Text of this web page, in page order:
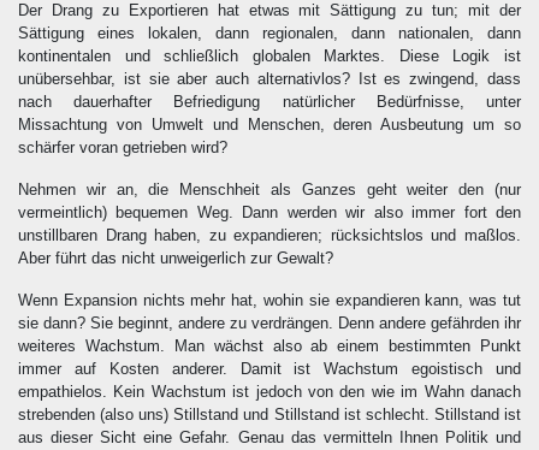
Der Drang zu Exportieren hat etwas mit Sättigung zu tun; mit der
Sättigung eines lokalen, dann regionalen, dann nationalen, dann
kontinentalen und schließlich globalen Marktes. Diese Logik ist
unübersehbar, ist sie aber auch alternativlos? Ist es zwingend, dass
nach dauerhafter Befriedigung natürlicher Bedürfnisse, unter
Missachtung von Umwelt und Menschen, deren Ausbeutung um so
schärfer voran getrieben wird?
Nehmen wir an, die Menschheit als Ganzes geht weiter den (nur
vermeintlich) bequemen Weg. Dann werden wir also immer fort den
unstillbaren Drang haben, zu expandieren; rücksichtslos und maßlos.
Aber führt das nicht unweigerlich zur Gewalt?
Wenn Expansion nichts mehr hat, wohin sie expandieren kann, was tut
sie dann? Sie beginnt, andere zu verdrängen. Denn andere gefährden ihr
weiteres Wachstum. Man wächst also ab einem bestimmten Punkt
immer auf Kosten anderer. Damit ist Wachstum egoistisch und
empathielos. Kein Wachstum ist jedoch von den wie im Wahn danach
strebenden (also uns) Stillstand und Stillstand ist schlecht. Stillstand ist
aus dieser Sicht eine Gefahr. Genau das vermitteln Ihnen Politik und